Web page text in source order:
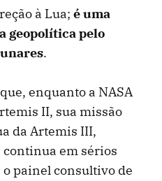
à Lua; é uma
geopolítica pelo
.
enquanto a NASA
II, sua missão
da Artemis III,
em sérios
o painel consultivo de